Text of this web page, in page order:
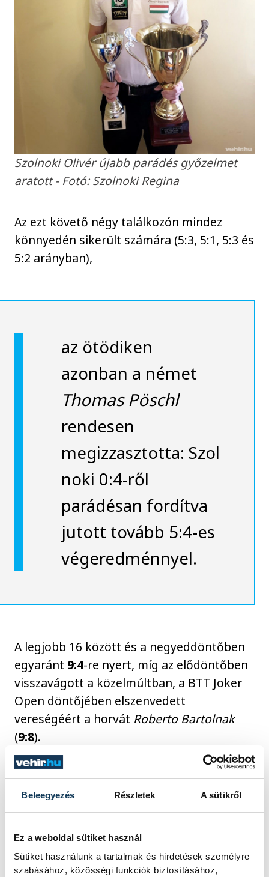
Beleegyezés Részletek A sütikről
Ez a weboldal sütiket használ
Sütiket használunk a tartalmak és hirdetések személyre
szabásához, közösségi funkciók biztosításához,
Szolnoki Olivér újabb parádés győzelmet
aratott - Fotó: Szolnoki Regina
Az ezt követő négy találkozón mindez
könnyedén sikerült számára (5:3, 5:1, 5:3 és
5:2 arányban),
az ötödiken
azonban a német
Thomas Pöschl
rendesen
megizzasztotta: Szol
noki 0:4-ről
parádésan fordítva
jutott tovább 5:4-es
végeredménnyel.
A legjobb 16 között és a negyeddöntőben
egyaránt 9:4-re nyert, míg az elődöntőben
visszavágott a közelmúltban, a BTT Joker
Open döntőjében elszenvedett
vereségéért a horvát Roberto Bartolnak
(9:8).
A döntőben pedig ismét Daniel Resch
következett, akinek ezúttal esélye sem volt
megállítani a szinte hibátlanul játszó
veszprémi sportolót. Szolnoki Olivér
végül
arányban győzedelmeskedett és
emelhette magasba immáron másodszor a